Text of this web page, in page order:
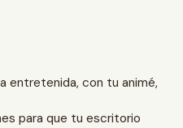
entretenida, con tu animé,
para que tu escritorio